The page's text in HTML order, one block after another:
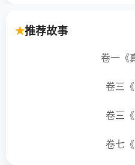
母，请与论婚。母曰：“家
以商仲鸿，鸿执不可。
生闻之闷闷，嗌不容粒。
当亦无害。”高曰：“诺。”
女明眸秀齿，居然娟好，
推荐故事
卷一《
卷三《
卷三《
卷七《